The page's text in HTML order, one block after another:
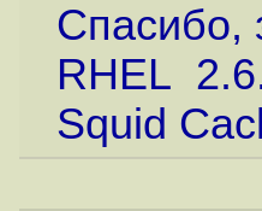
Спасибо,
RHEL
Squid